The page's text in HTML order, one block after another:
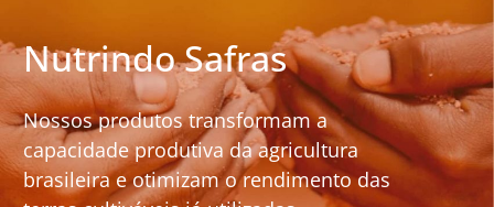
Nutrindo Safras
Nossos produtos transformam a
capacidade produtiva da agricultura
brasileira e otimizam o rendimento das